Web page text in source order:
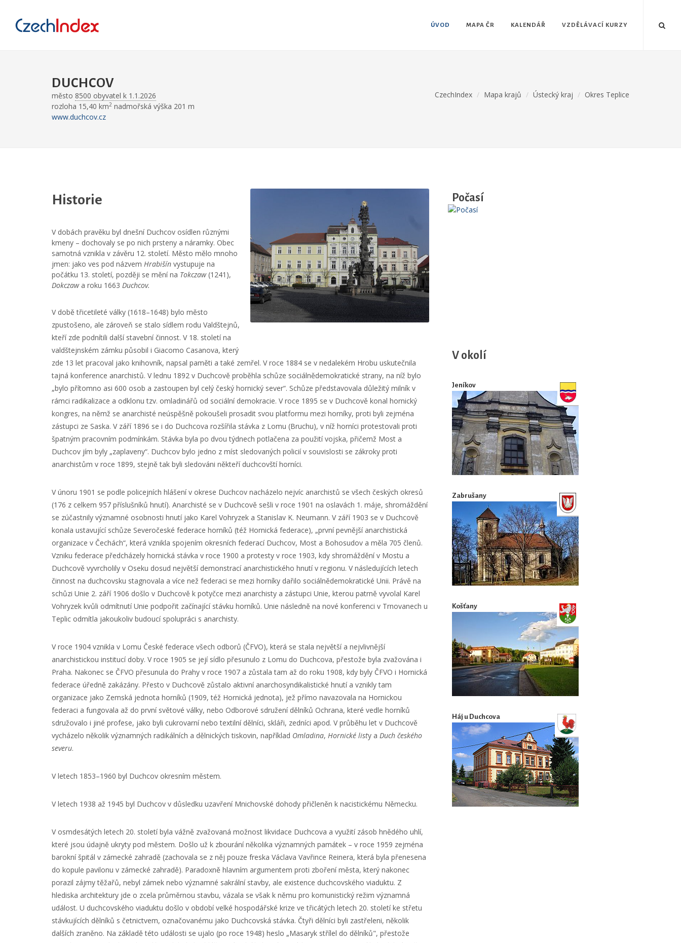
ÚVOD MAPA ČR KALENDÁŘ VZDĚLÁVACÍ KURZY
DUCHCOV
město 8500 obyvatel k 1.1.2026
rozloha 15,40 km2 nadmořská výška 201 m
www.duchcov.cz
CzechIndex Mapa krajů Ústecký kraj Okres Teplice
Historie
V dobách pravěku byl dnešní Duchcov osídlen různými
kmeny – dochovaly se po nich prsteny a náramky. Obec
samotná vznikla v závěru 12. století. Město mělo mnoho
jmen: jako ves pod názvem Hrabišín vystupuje na
počátku 13. století, později se mění na Tokczaw(1241),
Dokczawa roku 1663 Duchcov.
V době třicetileté války (1618–1648) bylo město
zpustošeno, ale zároveň se stalo sídlem rodu Valdštejnů,
kteří zde podnítili další stavební činnost. V 18. století na
valdštejnském zámku působil i Giacomo Casanova, který
zde 13 let pracoval jako knihovník, napsal paměti a také zemřel. V roce 1884 se v nedalekém Hrobu uskutečnila
tajná konference anarchistů. V lednu 1892 v Duchcově proběhla schůze sociálnědemokratické strany, na níž bylo
„bylo přítomno asi 600 osob a zastoupen byl celý český hornický sever“. Schůze představovala důležitý milník v
rámci radikalizace a odklonu tzv. omladinářů od sociální demokracie. V roce 1895 se v Duchcově konal hornický
kongres, na němž se anarchisté neúspěšně pokoušeli prosadit svou platformu mezi horníky, proti byli zejména
zástupci ze Saska. V září 1896 se i do Duchcova rozšířila stávka z Lomu (Bruchu), v níž horníci protestovali proti
špatným pracovním podmínkám. Stávka byla po dvou týdnech potlačena za použití vojska, přičemž Most a
Duchcov jím byly „zaplaveny“. Duchcov bylo jedno z míst sledovaných policií v souvislosti se zákroky proti
anarchistům v roce 1899, stejně tak byli sledováni někteří duchcovští horníci.
V únoru 1901 se podle policejních hlášení v okrese Duchcov nacházelo nejvíc anarchistů se všech českých okresů
(176 z celkem 957 příslušníků hnutí). Anarchisté se v Duchcově sešli v roce 1901 na oslavách 1. máje, shromáždění
se zúčastnily významné osobnosti hnutí jako Karel Vohryzek a Stanislav K. Neumann. V září 1903 se v Duchcově
konala ustavující schůze Severočeské federace horníků (též Hornická federace), „první pevnější anarchistická
organizace v Čechách“, která vznikla spojením okresních federací Duchcov, Most a Bohosudov a měla 705 členů.
Vzniku federace předcházely hornická stávka v roce 1900 a protesty v roce 1903, kdy shromáždění v Mostu a
Duchcově vyvrcholily v Oseku dosud největší demonstrací anarchistického hnutí v regionu. V následujících letech
činnost na duchcovsku stagnovala a více než federaci se mezi horníky dařilo sociálnědemokratické Unii. Právě na
schůzi Unie 2. září 1906 došlo v Duchcově k potyčce mezi anarchisty a zástupci Unie, kterou patrně vyvolal Karel
Vohryzek kvůli odmítnutí Unie podpořit začínající stávku horníků. Unie následně na nové konferenci v Trnovanech u
Teplic odmítla jakoukoliv budoucí spolupráci s anarchisty.
V roce 1904 vznikla v Lomu České federace všech odborů (ČFVO), která se stala největší a nejvlivnější
anarchistickou institucí doby. V roce 1905 se její sídlo přesunulo z Lomu do Duchcova, přestože byla zvažována i
Praha. Nakonec se ČFVO přesunula do Prahy v roce 1907 a zůstala tam až do roku 1908, kdy byly ČFVO i Hornická
federace úředně zakázány. Přesto v Duchcově zůstalo aktivní anarchosyndikalistické hnutí a vznikly tam
organizace jako Zemská jednota horníků (1909, též Hornická jednota), jež přímo navazovala na Hornickou
federaci a fungovala až do první světové války, nebo Odborové sdružení dělníků Ochrana, které vedle horníků
sdružovalo i jiné profese, jako byli cukrovarní nebo textilní dělníci, skláři, zedníci apod. V průběhu let v Duchcově
vycházelo několik významných radikálních a dělnických tiskovin, například Omladina, Hornické listy a Duch českého
severu.
V letech 1853–1960 byl Duchcov okresním městem.
V letech 1938 až 1945 byl Duchcov v důsledku uzavření Mnichovské dohody přičleněn k nacistickému Německu.
V osmdesátých letech 20. století byla vážně zvažovaná možnost likvidace Duchcova a využití zásob hnědého uhlí,
které jsou údajně ukryty pod městem. Došlo už k zbourání několika významných památek – v roce 1959 zejména
barokní špitál v zámecké zahradě (zachovala se z něj pouze freska Václava Vavřince Reinera, která byla přenesena
do kopule pavilonu v zámecké zahradě). Paradoxně hlavním argumentem proti zboření města, který nakonec
porazil zájmy těžařů, nebyl zámek nebo významné sakrální stavby, ale existence duchcovského viaduktu. Z
hlediska architektury jde o zcela průměrnou stavbu, vázala se však k němu pro komunistický režim významná
událost. U duchcovského viaduktu došlo v období velké hospodářské krize ve třicátých letech 20. století ke střetu
stávkujících dělníků s četnictvem, označovanému jako Duchcovská stávka. Čtyři dělníci byli zastřeleni, několik
dalších zraněno. Na základě této události se ujalo (po roce 1948) heslo „Masaryk střílel do dělníků", přestože
Počasí
V okolí
Jeníkov
Zabrušany
Košťany
Háj u Duchcova